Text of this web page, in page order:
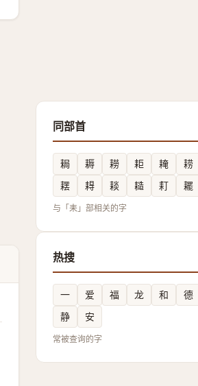
同部首
䎤 耨 耮 耟 䎨
耢
䎬
䎪 䎦 䎭 耓 䎱
与「耒」部相关的字
热搜
一 爱 福 龙 和
德
静
安
常被查询的字